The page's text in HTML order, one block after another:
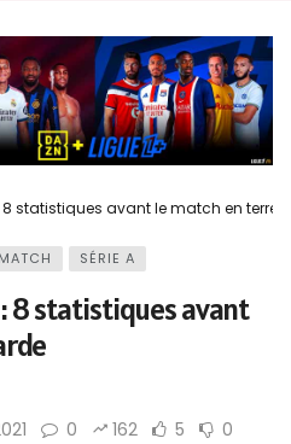
statistiques avant le match en terre
SÉRIE A
: 8 statistiques avant
0 162 5 0